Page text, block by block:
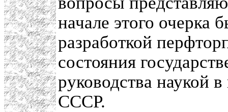
начале этого очерка
разработкой
состояния
руководства наукой
СССР.